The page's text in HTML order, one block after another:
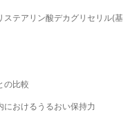
テアリン酸デカグリセリル(基
の比較
おけるうるおい保持力